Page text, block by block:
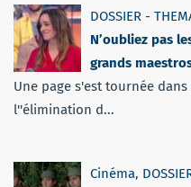
DOSSIER -
N’oubliez pas
grands
Une page s'est tournée
l''élimination d...
Cinéma,